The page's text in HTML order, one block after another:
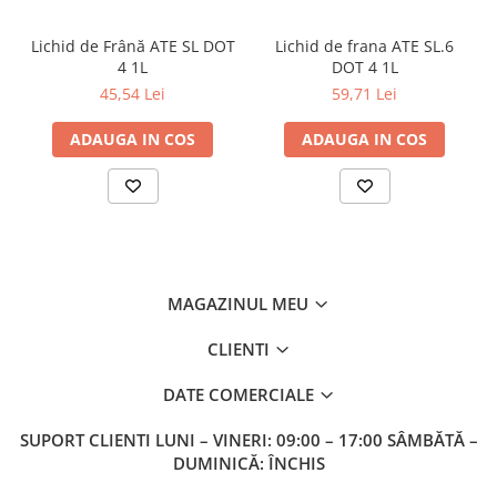
G2
Lichid de Frână ATE SL DOT
4 1L
45,54 Lei
ADAUGA IN COS
Lichid de frana ATE SL.6
DOT 4 1L
59,71 Lei
ADAUGA IN COS
MAGAZINUL MEU
CLIENTI
DATE COMERCIALE
SUPORT CLIENTI LUNI – VINERI: 09:00 – 17:00 SÂMBĂTĂ –
DUMINICĂ: ÎNCHIS